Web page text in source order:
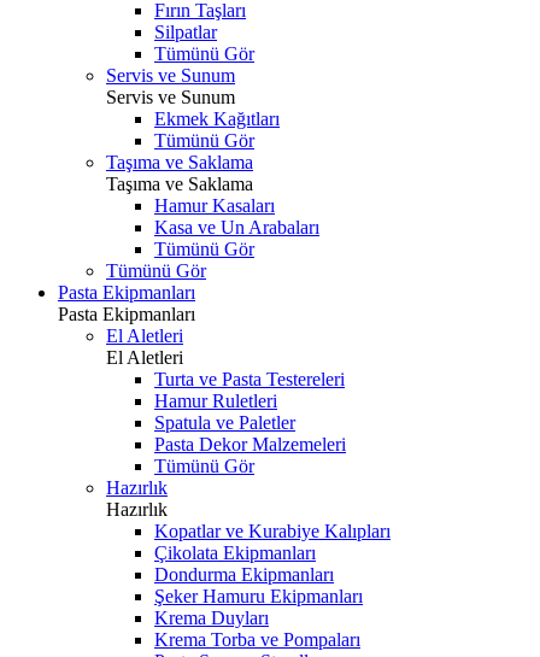
Fırın Taşları
Silpatlar
Tümünü Gör
Servis ve Sunum
Servis ve Sunum
Ekmek Kağıtları
Tümünü Gör
Taşıma ve Saklama
Taşıma ve Saklama
Hamur Kasaları
Kasa ve Un Arabaları
Tümünü Gör
Tümünü Gör
Pasta Ekipmanları
Pasta Ekipmanları
El Aletleri
El Aletleri
Turta ve Pasta Testereleri
Hamur Ruletleri
Spatula ve Paletler
Pasta Dekor Malzemeleri
Tümünü Gör
Hazırlık
Hazırlık
Kopatlar ve Kurabiye Kalıpları
Çikolata Ekipmanları
Dondurma Ekipmanları
Şeker Hamuru Ekipmanları
Krema Duyları
Krema Torba ve Pompaları